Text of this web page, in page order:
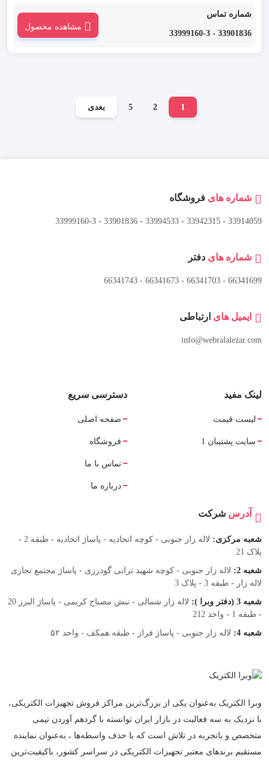
فلزی که به آن ها تیپ FC1P نیز گفته می شود، برای محافظت سیم و کابل ها به کار
شماره تماس
33901836 - 33999160-3
مشاهده محصول
1
2
5 بعدی
شماره های فروشگاه
33914059 - 33942315 - 33994533 - 33901836 - 33999160-3 ​
شماره های دفتر
66341699 - 66341703 - 66341673 - 66341743
ایمیل های ارتباطی
info@webralalezar.com
لینک مفید
لیست قیمت
سایت پشتیبان 1
دسترسی سریع
صفحه اصلی
فروشگاه
تماس با ما
درباره ما
آدرس شرکت
شعبه مرکزی:
لاله زار جنوبی - کوچه اتحادیه - پاساژ اتحادیه - طبقه 2 -
پلاک 21
شعبه 2:
لاله زار جنوبی - کوچه شهید ترابی گودرزی - پاساژ مجتمع تجاری
لاله زار - طبقه 3 - پلاک 3
شعبه 3 (دفتر وبرا ):
لاله زار شمالی - نبش مصباح کریمی - پاساژ البرز 20
- طبقه 1 - واحد 212
شعبه 4: لاله زار جنوبی - پاساژ فراز - طبقه همکف - واحد ۵۲
وبرا الکتریک به‌عنوان یکی از بزرگ‌ترین مراکز فروش تجهیزات الکتریکی،
با نزدیک به سه فعالیت در بازار ایران توانسته با گردهم‌ آوردن تیمی
متخصص و باتجربه در تلاش است که با حذف واسطه‌ها ، به‌عنوان نماینده
مستقیم برندهای معتبر تجهیزات الکتریکی در سراسر کشور، باکیفیت‌ترین